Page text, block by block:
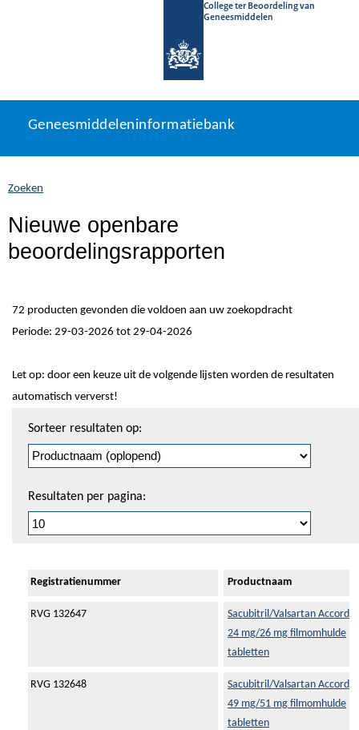
College ter Beoordeling van
Geneesmiddelen
naar
Geneesmiddeleninformatiebank
U
zich
hier:
Geneesmiddeleninformatiebank
Zoeken
Nieuwe openbare
beoordelingsrapporten
72 producten gevonden die voldoen aan uw zoekopdracht
Periode: 29-03-2026 tot 29-04-2026
Let op: door een keuze uit de volgende lijsten worden de resultaten
automatisch ververst!
pagineren
Sorteer resultaten op:
Resultaten per pagina:
Registratienummer Productnaam
RVG 132647
Sacubitril/Valsartan Accord
24 mg/26 mg filmomhulde
tabletten
RVG 132648
Sacubitril/Valsartan Accord
49 mg/51 mg filmomhulde
tabletten